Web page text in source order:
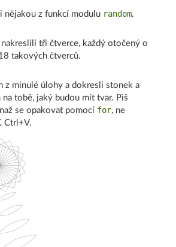
nějakou z funkcí modulu random.
nakreslili tři čtverce, každý otočený o
takových čtverců.
z minulé úlohy a dokresli stonek a
na tobě, jaký budou mít tvar. Piš
se opakovat pomocí for, ne
Ctrl+V.